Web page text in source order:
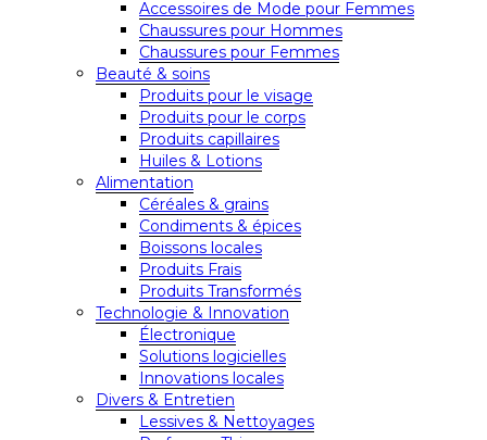
Accessoires de Mode pour Femmes
Chaussures pour Hommes
Chaussures pour Femmes
Beauté & soins
Produits pour le visage
Produits pour le corps
Produits capillaires
Huiles & Lotions
Alimentation
Céréales & grains
Condiments & épices
Boissons locales
Produits Frais
Produits Transformés
Technologie & Innovation
Électronique
Solutions logicielles
Innovations locales
Divers & Entretien
Lessives & Nettoyages